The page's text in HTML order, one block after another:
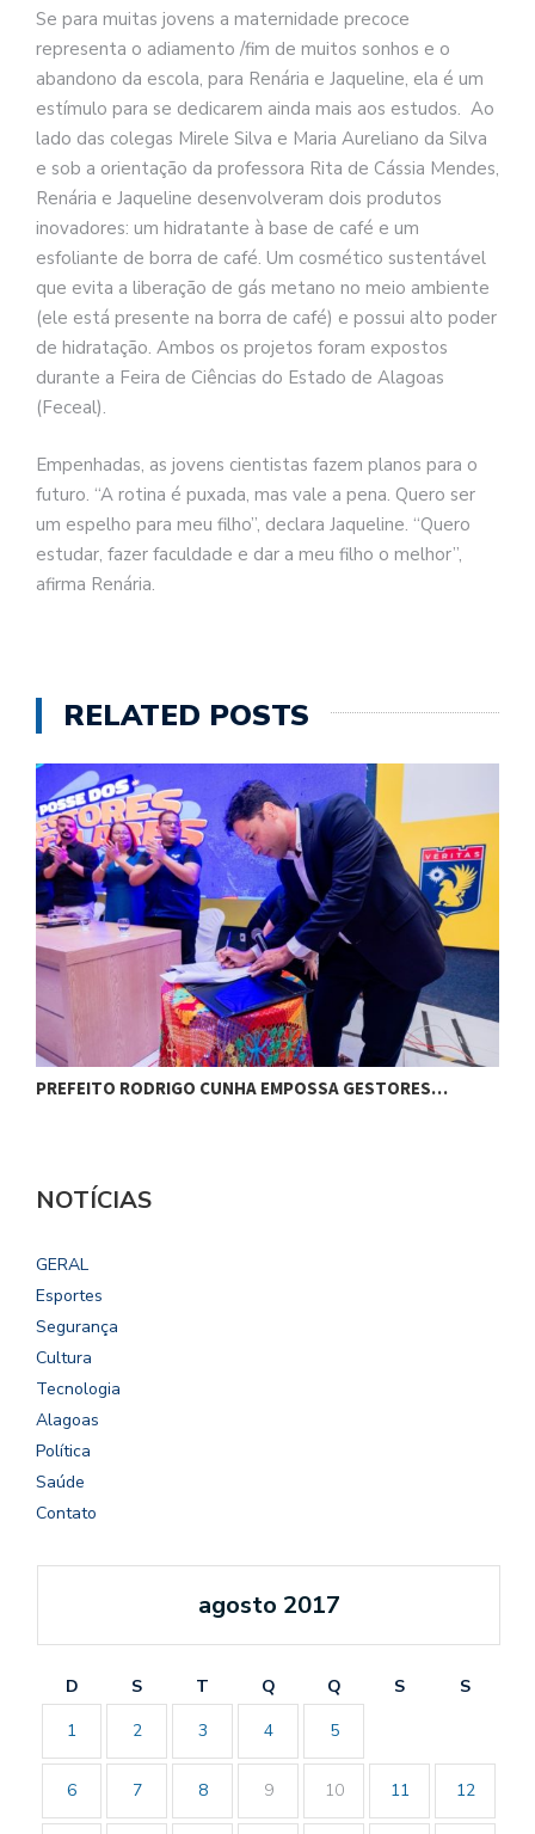
Se para muitas jovens a maternidade precoce
representa o adiamento /fim de muitos sonhos e o
abandono da escola, para Renária e Jaqueline, ela é um
estímulo para se dedicarem ainda mais aos estudos. Ao
lado das colegas Mirele Silva e Maria Aureliano da Silva
e sob a orientação da professora Rita de Cássia Mendes,
Renária e Jaqueline desenvolveram dois produtos
inovadores: um hidratante à base de café e um
esfoliante de borra de café. Um cosmético sustentável
que evita a liberação de gás metano no meio ambiente
(ele está presente na borra de café) e possui alto poder
de hidratação. Ambos os projetos foram expostos
durante a Feira de Ciências do Estado de Alagoas
(Feceal).
Empenhadas, as jovens cientistas fazem planos para o
futuro. “A rotina é puxada, mas vale a pena. Quero ser
um espelho para meu filho”, declara Jaqueline. “Quero
estudar, fazer faculdade e dar a meu filho o melhor”,
afirma Renária.
RELATED POSTS
PREFEITO RODRIGO CUNHA EMPOSSA GESTORES…
NOTÍCIAS
GERAL
Esportes
Segurança
Cultura
Tecnologia
Alagoas
Política
Saúde
Contato
agosto 2017
D S T Q Q S
S
1
2 3 4 5
6 7 8 9 10 11 12